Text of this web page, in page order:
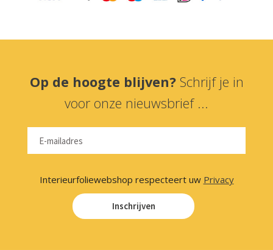
Op de hoogte blijven? Schrijf je in
voor onze nieuwsbrief ...
Interieurfoliewebshop respecteert uw Privacy
Inschrijven